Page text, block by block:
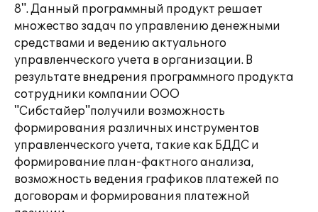
8". Данный программный продукт решает
множество задач по управлению денежными
средствами и ведению актуального
управленческого учета в организации. В
результате внедрения программного продукта
сотрудники компании ООО
"Сибстайер"получили возможность
формирования различных инструментов
управленческого учета, такие как БДДС и
формирование план-фактного анализа,
возможность ведения графиков платежей по
договорам и формирования платежной